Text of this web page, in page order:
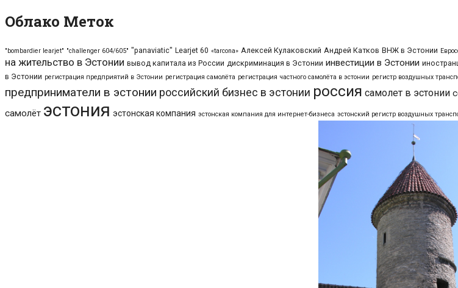
Облако Меток
"bombardier learjet" "challenger 604/605" "panaviatic" Learjet 60 «tarcona» Алексей Кулаковский Андрей Катков ВНЖ в Эстонии
на жительство в Эстонии вывод капитала из России дискриминация в Эстонии инвестиции в Эстонии
в Эстонии регистрация предприятий в Эстонии регистрация самолёта регистрация частного самолёта в эстонии регистр воздушных
предприниматели в эстонии российский бизнес в эстонии россия самолет в эстонии
самолёт эстония эстонская компания эстонская компания для интернет-бизнеса эстонский регистр воздушных